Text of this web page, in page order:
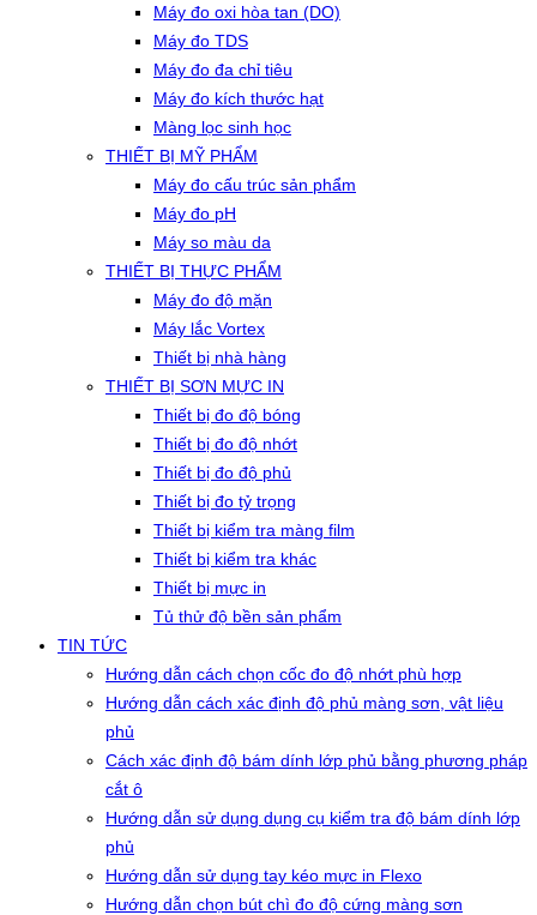
Máy đo oxi hòa tan (DO)
Máy đo TDS
Máy đo đa chỉ tiêu
Máy đo kích thước hạt
Màng lọc sinh học
THIẾT BỊ MỸ PHẨM
Máy đo cấu trúc sản phẩm
Máy đo pH
Máy so màu da
THIẾT BỊ THỰC PHẨM
Máy đo độ mặn
Máy lắc Vortex
Thiết bị nhà hàng
THIẾT BỊ SƠN MỰC IN
Thiết bị đo độ bóng
Thiết bị đo độ nhớt
Thiết bị đo độ phủ
Thiết bị đo tỷ trọng
Thiết bị kiểm tra màng film
Thiết bị kiểm tra khác
Thiết bị mực in
Tủ thử độ bền sản phẩm
TIN TỨC
Hướng dẫn cách chọn cốc đo độ nhớt phù hợp
Hướng dẫn cách xác định độ phủ màng sơn, vật liệu
phủ
Cách xác định độ bám dính lớp phủ bằng phương pháp
cắt ô
Hướng dẫn sử dụng dụng cụ kiểm tra độ bám dính lớp
phủ
Hướng dẫn sử dụng tay kéo mực in Flexo
Hướng dẫn chọn bút chì đo độ cứng màng sơn